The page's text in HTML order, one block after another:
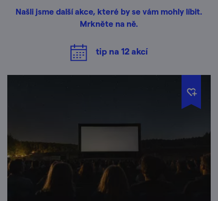
Našli jsme další akce, které by se vám mohly líbit.
Mrkněte na ně.
tip na 12akcí